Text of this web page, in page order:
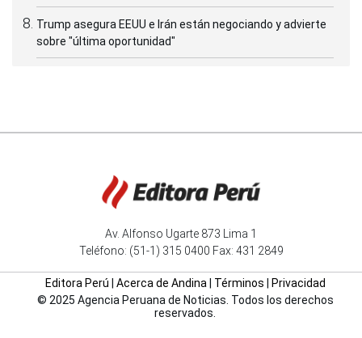
Trump asegura EEUU e Irán están negociando y advierte
sobre "última oportunidad"
Av. Alfonso Ugarte 873 Lima 1
Teléfono: (51-1) 315 0400 Fax: 431 2849
Editora Perú Acerca de Andina| Términos
Privacidad
© 2025 Agencia Peruana de Noticias. Todos los derechos
reservados.